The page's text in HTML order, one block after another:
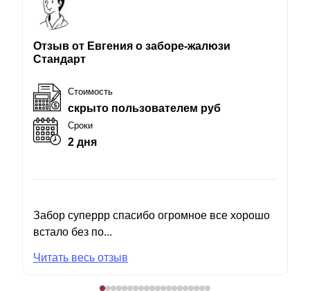
Отзыв от Евгения о заборе-жалюзи
Стандарт
Стоимость
скрыто пользователем руб
Сроки
2 дня
Забор суперрр спасибо огромное все хорошо
встало без по...
Читать весь отзыв